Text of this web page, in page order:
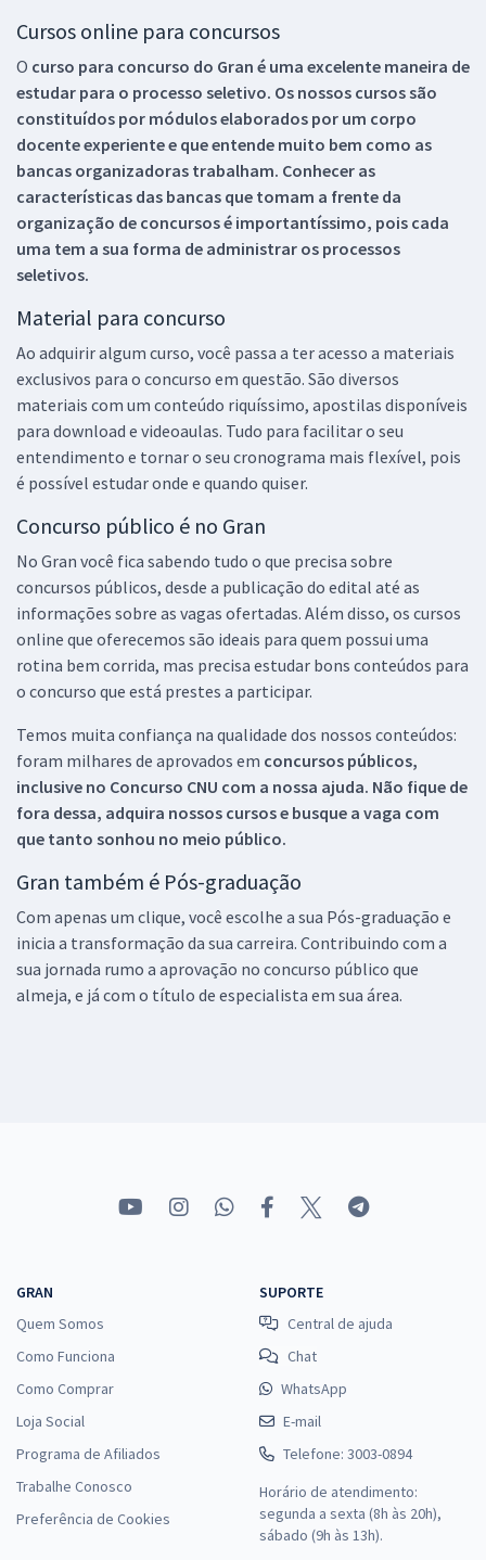
Cursos online para concursos
O curso para concurso do Gran é uma excelente maneira de
estudar para o processo seletivo. Os nossos cursos são
constituídos por módulos elaborados por um corpo
docente experiente e que entende muito bem como as
bancas organizadoras trabalham. Conhecer as
características das bancas que tomam a frente da
organização de concursos é importantíssimo, pois cada
uma tem a sua forma de administrar os processos
seletivos.
Material para concurso
Ao adquirir algum curso, você passa a ter acesso a materiais
exclusivos para o concurso em questão. São diversos
materiais com um conteúdo riquíssimo, apostilas disponíveis
para download e videoaulas. Tudo para facilitar o seu
entendimento e tornar o seu cronograma mais flexível, pois
é possível estudar onde e quando quiser.
Concurso público é no Gran
No Gran você fica sabendo tudo o que precisa sobre
concursos públicos, desde a publicação do edital até as
informações sobre as vagas ofertadas. Além disso, os cursos
online que oferecemos são ideais para quem possui uma
rotina bem corrida, mas precisa estudar bons conteúdos para
o concurso que está prestes a participar.
Temos muita confiança na qualidade dos nossos conteúdos:
foram milhares de aprovados em concursos públicos,
inclusive no Concurso CNU com a nossa ajuda. Não fique de
fora dessa, adquira nossos cursos e busque a vaga com
que tanto sonhou no meio público.
Gran também é Pós-graduação
Com apenas um clique, você escolhe a sua Pós-graduação e
inicia a transformação da sua carreira. Contribuindo com a
sua jornada rumo a aprovação no concurso público que
almeja, e já com o título de especialista em sua área.
GRAN
Quem Somos
Como Funciona
Como Comprar
Loja Social
Programa de Afiliados
Trabalhe Conosco
Preferência de Cookies
SUPORTE
Central de ajuda
Chat
WhatsApp
E-mail
Telefone: 3003-0894
Horário de atendimento:
segunda a sexta (8h às 20h),
sábado (9h às 13h).